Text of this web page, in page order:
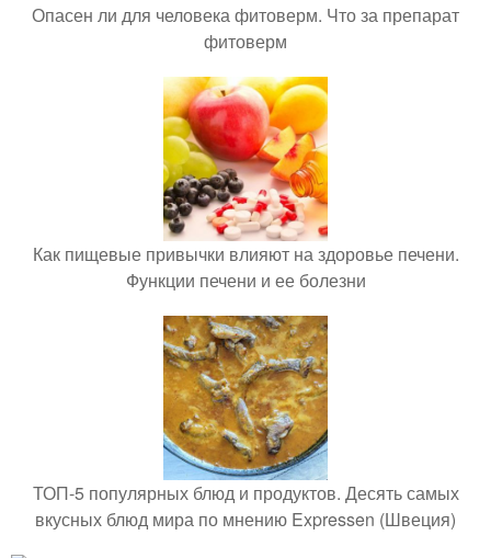
Опасен ли для человека фитоверм. Что за препарат
фитоверм
Как пищевые привычки влияют на здоровье печени.
Функции печени и ее болезни
ТОП-5 популярных блюд и продуктов. Десять самых
вкусных блюд мира по мнению Expressen (Швеция)